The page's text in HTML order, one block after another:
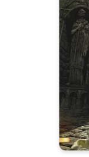
23/